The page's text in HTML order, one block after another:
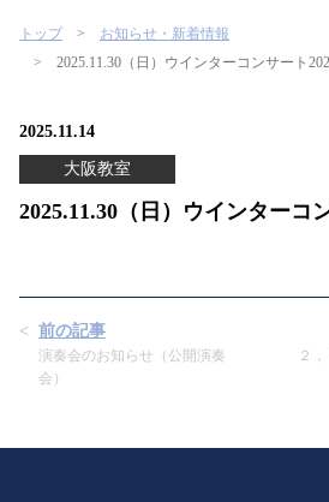
トップ
お知らせ・新着情報
2025.11.30（日）ウインターコンサート
2025.11.14
大阪教室
2025.11.30（日）ウインターコ
前の記事
演奏会のお知らせ（公開演奏
会）
２